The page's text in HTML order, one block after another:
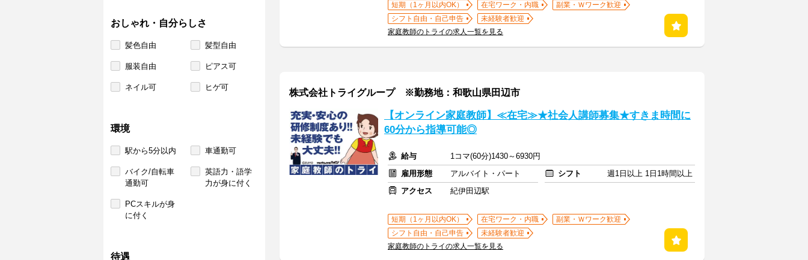
おしゃれ・自分らしさ
髪色自由 髪型自由
服装自由 ピアス可
ネイル可 ヒゲ可
環境
駅から5分以内 車通勤可
バイク/自転車
通勤可
英語力・語学
力が身に付く
PCスキルが身
に付く
待遇
短期（1ヶ月以内OK） 在宅ワーク・内職
副業・Ｗワーク歓迎
シフト自由・自己申告
未経験者歓迎
家庭教師のトライの求人一覧を見る
株式会社トライグループ ※勤務地：和歌山県田辺市
【オンライン家庭教師】≪在宅≫★社会人講師募集★すきま時間に
60分から指導可能◎
給与
1コマ(60分)1430～6930円
雇用形態
アルバイト・パート シフト
週1日以上 1日1時間以上
アクセス
紀伊田辺駅
短期（1ヶ月以内OK） 在宅ワーク・内職
副業・Ｗワーク歓迎
シフト自由・自己申告
未経験者歓迎
家庭教師のトライの求人一覧を見る